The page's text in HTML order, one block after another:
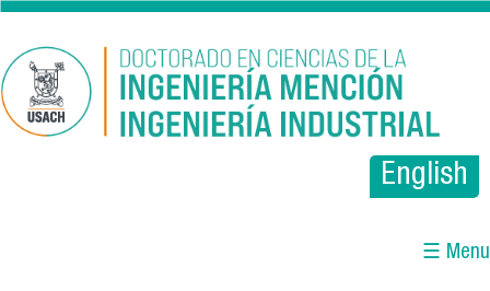
Pasar al contenido principal
English
☰ Menu